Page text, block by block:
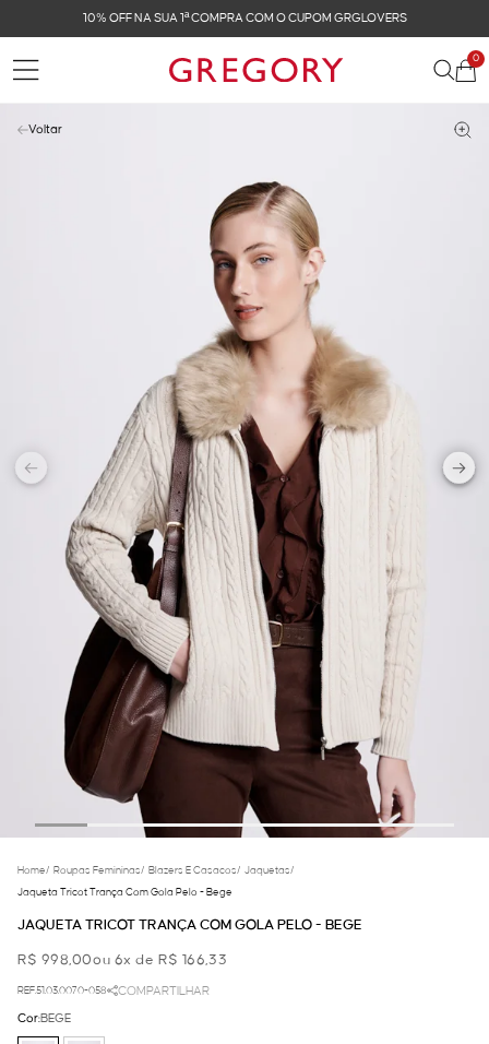
FRETE GRÁTIS NAS COMPRAS ACIMA DE R$ 899
0
Voltar
Home/ Roupas Femininas/ Blazers E Casacos/ Jaquetas/
Jaqueta Tricot Trança Com Gola Pelo - Bege
JAQUETA TRICOT TRANÇA COM GOLA PELO - BEGE
R$ 998,00ou 6x de R$ 166,33
REF.51.03.0070-058 COMPARTILHAR
Cor:BEGE